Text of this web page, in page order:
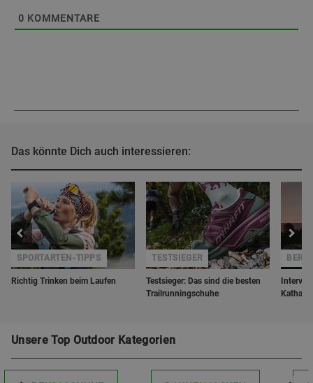
0 KOMMENTARE
Das könnte Dich auch interessieren:
Richtig Trinken beim Laufen
SPORTARTEN-TIPPS
Testsieger: Das sind die besten
Trailrunningschuhe
TESTSIEGER
Unsere Top Outdoor Kategorien